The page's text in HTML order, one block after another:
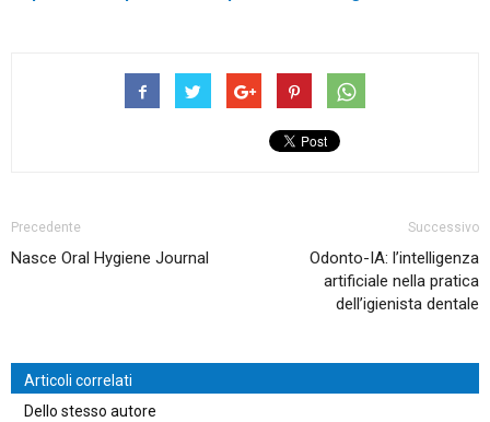
Precedente
Nasce Oral Hygiene Journal
Successivo
Odonto-IA: l’intelligenza
artificiale nella pratica
dell’igienista dentale
Articoli correlati
Dello stesso autore